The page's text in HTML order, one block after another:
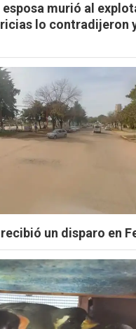
esposa murió al
lo contradijeron
un disparo en